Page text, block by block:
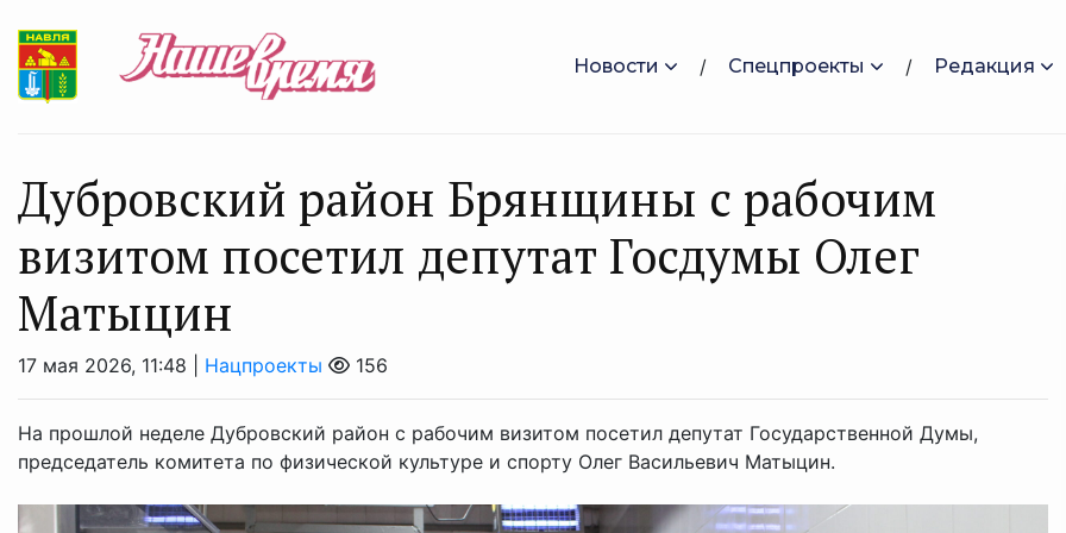
Новости Спецпроекты Редакция
Дубровский район Брянщины с рабочим
визитом посетил депутат Госдумы Олег
Матыцин
17 мая 2026, 11:48 | Нацпроекты 156
На прошлой неделе Дубровский район с рабочим визитом посетил депутат Государственной Думы,
председатель комитета по физической культуре и спорту Олег Васильевич Матыцин.